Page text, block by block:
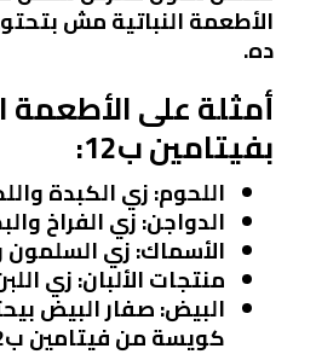
الأطعمة النباتية مش
ده.
أمثلة على الأطعمة
بفيتامين ب12:
اللحوم:زي الكبدة
الدواجن:زي الفراخ
الأسماك:زي السلمون
منتجات الألبان:زي
البيض:صفار البيض
كويسة من فيتامين ب12.